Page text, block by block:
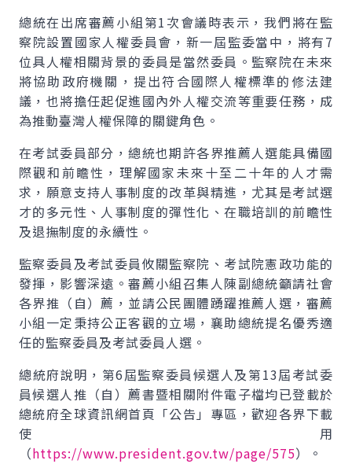
總統在出席審薦小組第1次會議時表示，我們將在監
察院設置國家人權委員會，新一屆監委當中，將有7
位具人權相關背景的委員是當然委員。監察院在未來
將協助政府機關，提出符合國際人權標準的修法建
議，也將擔任起促進國內外人權交流等重要任務，成
為推動臺灣人權保障的關鍵角色。
在考試委員部分，總統也期許各界推薦人選能具備國
際觀和前瞻性，理解國家未來十至二十年的人才需
求，願意支持人事制度的改革與精進，尤其是考試選
才的多元性、人事制度的彈性化、在職培訓的前瞻性
及退撫制度的永續性。
監察委員及考試委員攸關監察院、考試院憲政功能的
發揮，影響深遠。審薦小組召集人陳副總統籲請社會
各界推（自）薦，並請公民團體踴躍推薦人選，審薦
小組一定秉持公正客觀的立場，襄助總統提名優秀適
任的監察委員及考試委員人選。
總統府說明，第6屆監察委員候選人及第13屆考試委
員候選人推（自）薦書暨相關附件電子檔均已登載於
總統府全球資訊網首頁「公告」專區，歡迎各界下載
使用
（https://www.president.gov.tw/page/575）。